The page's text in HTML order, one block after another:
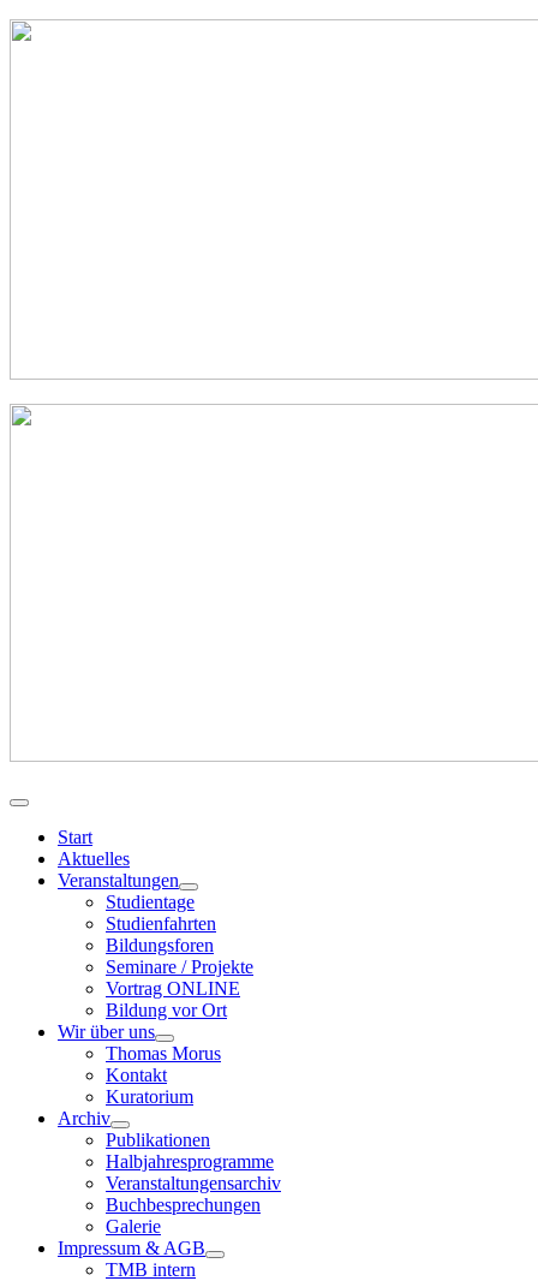
Start
Aktuelles
Veranstaltungen
Studientage
Studienfahrten
Bildungsforen
Seminare / Projekte
Vortrag ONLINE
Bildung vor Ort
Wir über uns
Thomas Morus
Kontakt
Kuratorium
Archiv
Publikationen
Halbjahresprogramme
Veranstaltungensarchiv
Buchbesprechungen
Galerie
Impressum & AGB
TMB intern